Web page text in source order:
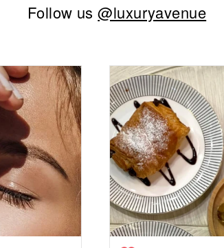
Follow us@luxuryavenue